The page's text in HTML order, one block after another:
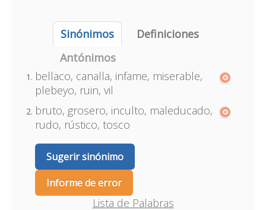
Sinónimos
Definiciones
Antónimos
bellaco, canalla, infame, miserable,
plebeyo, ruin, vil
bruto, grosero, inculto, maleducado,
rudo, rústico, tosco
Sugerir sinónimo
Informe de error
Lista de Palabras